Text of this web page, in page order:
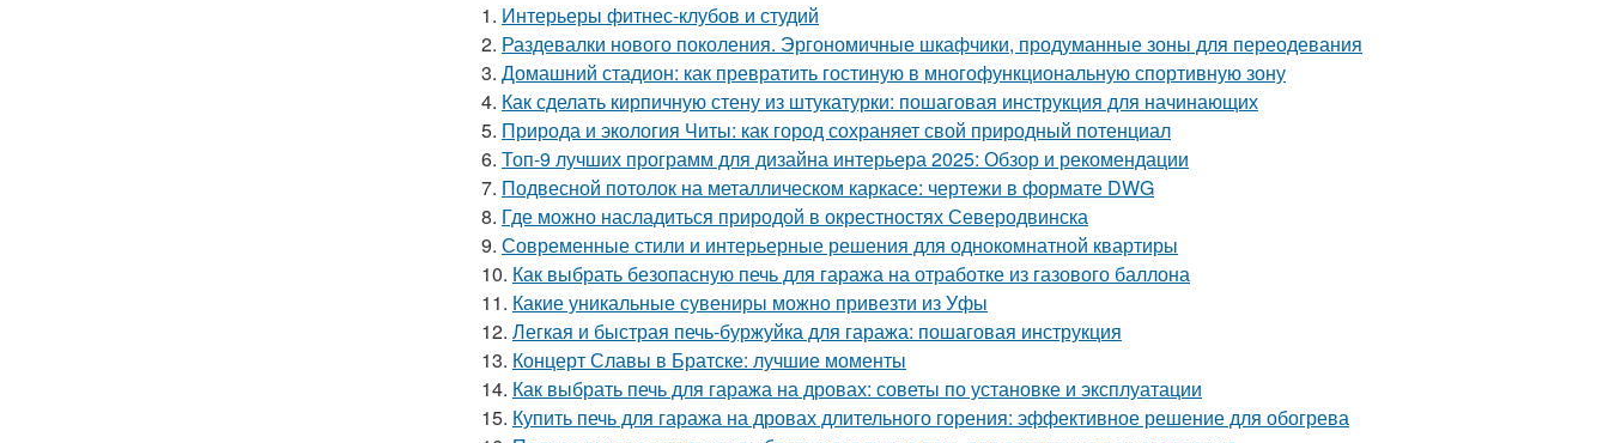
1. Интерьеры фитнес-клубов и студий
2. Раздевалки нового поколения. Эргономичные шкафчики, продуманные зоны для переодевания
3. Домашний стадион: как превратить гостиную в многофункциональную спортивную зону
4. Как сделать кирпичную стену из штукатурки: пошаговая инструкция для начинающих
5. Природа и экология Читы: как город сохраняет свой природный потенциал
6. Топ-9 лучших программ для дизайна интерьера 2025: Обзор и рекомендации
7. Подвесной потолок на металлическом каркасе: чертежи в формате DWG
8. Где можно насладиться природой в окрестностях Северодвинска
9. Современные стили и интерьерные решения для однокомнатной квартиры
10. Как выбрать безопасную печь для гаража на отработке из газового баллона
11. Какие уникальные сувениры можно привезти из Уфы
12. Легкая и быстрая печь-буржуйка для гаража: пошаговая инструкция
13. Концерт Славы в Братске: лучшие моменты
14. Как выбрать печь для гаража на дровах: советы по установке и эксплуатации
15. Купить печь для гаража на дровах длительного горения: эффективное решение для обогрева